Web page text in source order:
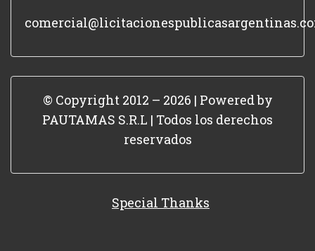
© Copyright 2012 – 2026 | Powered by
PAUTAMAS S.R.L | Todos los derechos
reservados
Special Thanks